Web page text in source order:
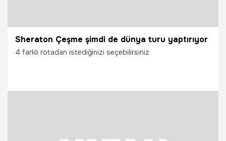
Sheraton Çeşme şimdi de dünya turu yaptırıyor
4 farklı rotadan istediğinizi seçebilirsiniz